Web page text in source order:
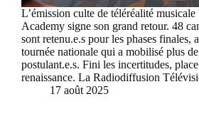
L’émission culte de téléréalité musicale
Academy signe son grand retour. 48
sont retenu.e.s pour les phases finales,
tournée nationale qui a mobilisé plus
postulant.e.s. Fini les incertitudes,
renaissance. La Radiodiffusion
17 août 2025